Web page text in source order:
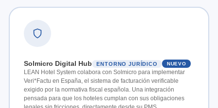
Solmicro Digital Hub ENTORNO JURÍDICO NUEVO
LEAN Hotel System colabora con Solmicro para implementar
Veri*Factu en España, el sistema de facturación verificable
exigido por la normativa fiscal española. Una integración
pensada para que los hoteles cumplan con sus obligaciones